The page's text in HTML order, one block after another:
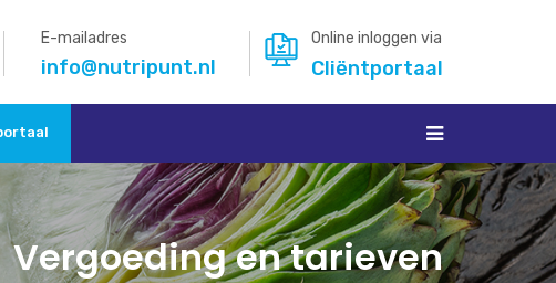
E-mailadres
info@nutripunt.nl
Online inloggen via
Cliëntportaal
Vergoeding en tarieven